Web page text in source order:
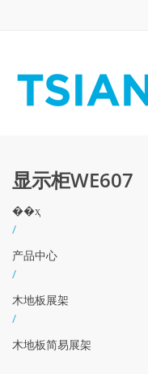
周
显示柜WE607
��ҳ
/
产品中心
/
木地板展架
/
木地板简易展架